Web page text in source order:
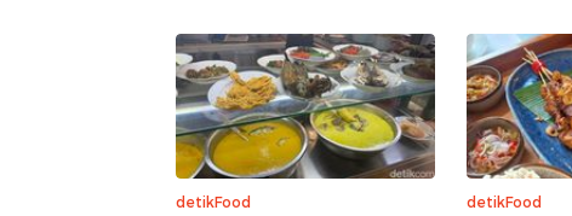
detikFood detikFood